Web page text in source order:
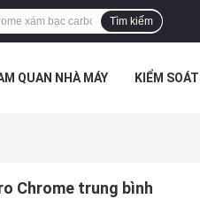
Tìm kiếm
QUAN NHÀ MÁY KIỂM
Chrome trung bình